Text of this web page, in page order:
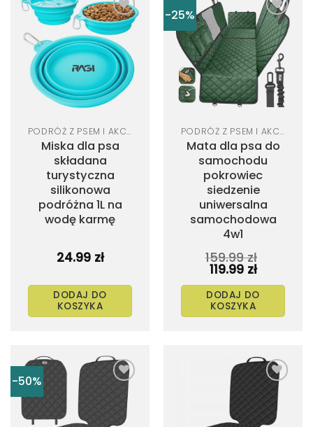
Dodaj
do
listy
życzeń
PODRÓŻ Z PSEM I AKCESORIA SAMOCHODOWE
Miska dla psa
składana
turystyczna
silikonowa
podróżna 1L na
wodę karmę
24.99 zł
DODAJ DO
KOSZYKA
-25%
Dodaj
do
listy
życzeń
PODRÓŻ Z PSEM I AKCESORIA SAMOCHODOWE
Mata dla psa do
samochodu
pokrowiec
siedzenie
uniwersalna
samochodowa
4w1
159.99zł
Pierwotna
cena
wynosiła:
159.99 zł.
119.99 złAktualna
cena
wynosi:
DODAJ DO
KOSZYKA
-50%
Dodaj
listy
życzeń
Dodaj
do
listy
życzeń